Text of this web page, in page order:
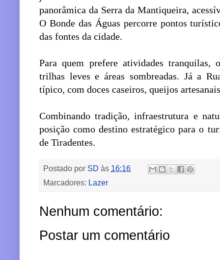
panorâmica da Serra da Mantiqueira,
O Bonde das Águas percorre pontos
das fontes da cidade.
Para quem prefere atividades tranquilas,
trilhas leves e áreas sombreadas. Já a
típico, com doces caseiros, queijos
Combinando tradição, infraestrutura e
posição como destino estratégico para o
de Tiradentes.
Postado por SD às 16:16
Marcadores: Lazer
Nenhum comentário:
Postar um comentário